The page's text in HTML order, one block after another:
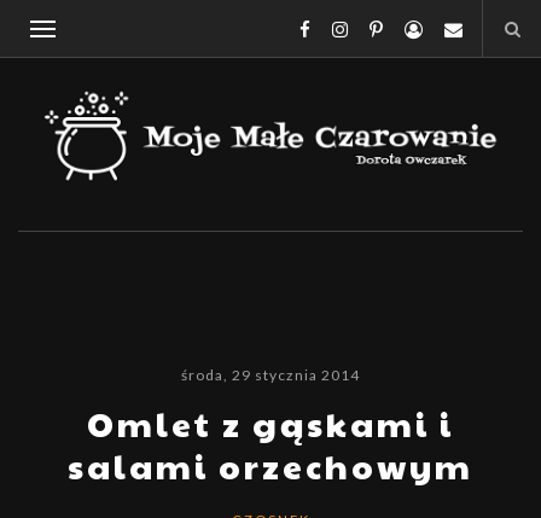
środa, 29 stycznia 2014
Omlet z gąskami i
salami orzechowym